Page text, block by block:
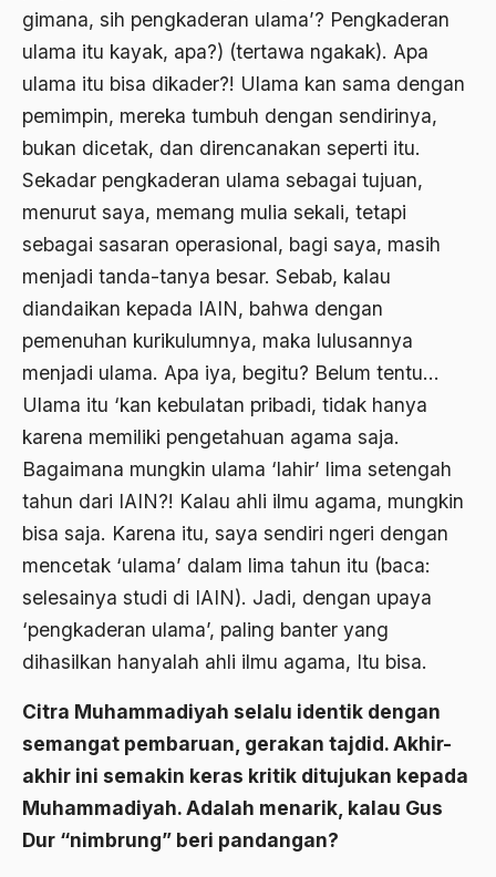
gimana, sih pengkaderan ulama’? Pengkaderan
ulama itu kayak, apa?) (tertawa ngakak). Apa
ulama itu bisa dikader?! Ulama kan sama dengan
pemimpin, mereka tumbuh dengan sendirinya,
bukan dicetak, dan direncanakan seperti itu.
Sekadar pengkaderan ulama sebagai tujuan,
menurut saya, memang mulia sekali, tetapi
sebagai sasaran operasional, bagi saya, masih
menjadi tanda-tanya besar. Sebab, kalau
diandaikan kepada IAIN, bahwa dengan
pemenuhan kurikulumnya, maka lulusannya
menjadi ulama. Apa iya, begitu? Belum tentu…
Ulama itu ‘kan kebulatan pribadi, tidak hanya
karena memiliki pengetahuan agama saja.
Bagaimana mungkin ulama ‘lahir’ lima setengah
tahun dari IAIN?! Kalau ahli ilmu agama, mungkin
bisa saja. Karena itu, saya sendiri ngeri dengan
mencetak ‘ulama’ dalam lima tahun itu (baca:
selesainya studi di IAIN). Jadi, dengan upaya
‘pengkaderan ulama’, paling banter yang
dihasilkan hanyalah ahli ilmu agama, Itu bisa.
Citra Muhammadiyah selalu identik dengan
semangat pembaruan, gerakan tajdid. Akhir-
akhir ini semakin keras kritik ditujukan kepada
Muhammadiyah. Adalah menarik, kalau Gus
Dur “nimbrung” beri pandangan?
Budaya bangsa
budaya Barat
Budaya baru
budaya daerah
Budaya dan Pendidikan
Budaya Indonesia
budaya jawa
Budaya Kaum Santri
Budaya Lama
Budaya Pesantren
Budaya Politik
Budaya Usaha
Budayawan
Budd Schulberg
buddha
Budu dan Rasa
Bugis